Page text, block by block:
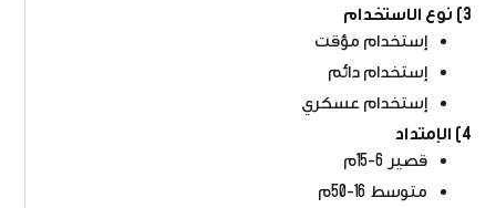
3) نوع الاستخدام
إستخدام مؤقت
إستخدام دائم
إستخدام عسكري
4) الإمتداد
قصير 6-15م
متوسط 16-50م